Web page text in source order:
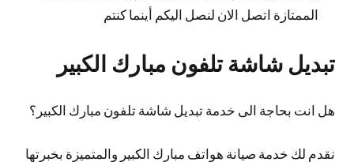
الممتازة اتصل الان لنصل اليكم أينما كنتم
تبديل شاشة تلفون مبارك الكبير
هل انت بحاجة الى خدمة تبديل شاشة تلفون مبارك الكبير؟
نقدم لك خدمة صيانة هواتف مبارك الكبير والمتميزة بخبرتها